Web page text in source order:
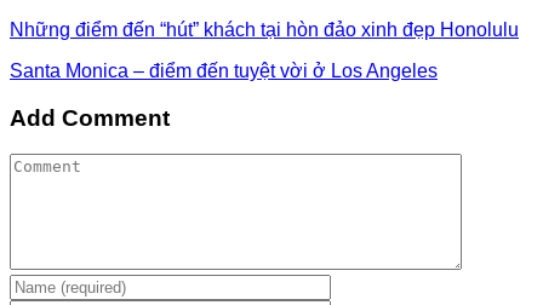
Những điểm đến “hút” khách tại hòn đảo xinh đẹp Honolulu
Santa Monica – điểm đến tuyệt vời ở Los Angeles
Add Comment